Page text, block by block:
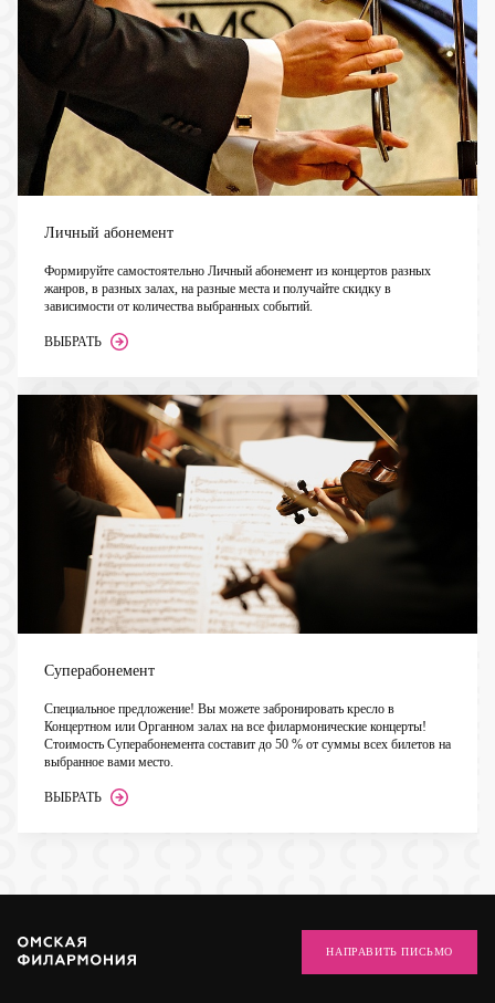
Личный абонемент
Формируйте самостоятельно Личный абонемент из концертов разных
жанров, в разных залах, на разные места и получайте скидку в
зависимости от количества выбранных событий.
ВЫБРАТЬ
Суперабонемент
Специальное предложение! Вы можете забронировать кресло в
Концертном или Органном залах на все филармонические концерты!
Стоимость Суперабонемента составит до 50 % от суммы всех билетов на
выбранное вами место.
ВЫБРАТЬ
НАПРАВИТЬ ПИСЬМО